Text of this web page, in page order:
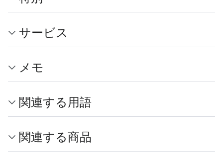
サービス
メモ
関連する用語
関連する商品